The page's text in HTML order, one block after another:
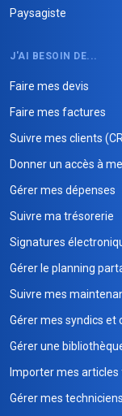
Paysagiste
J'AI BESOIN DE...
Faire mes devis
Faire mes factures
Suivre mes clients
Donner un accès à
Gérer mes dépenses
Suivre ma trésorerie
Signatures
Gérer le planning
Suivre mes
Gérer mes syndics et
Gérer une
Importer mes
Gérer mes techniciens